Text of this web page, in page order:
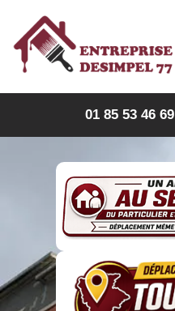
01 85 53 46 69